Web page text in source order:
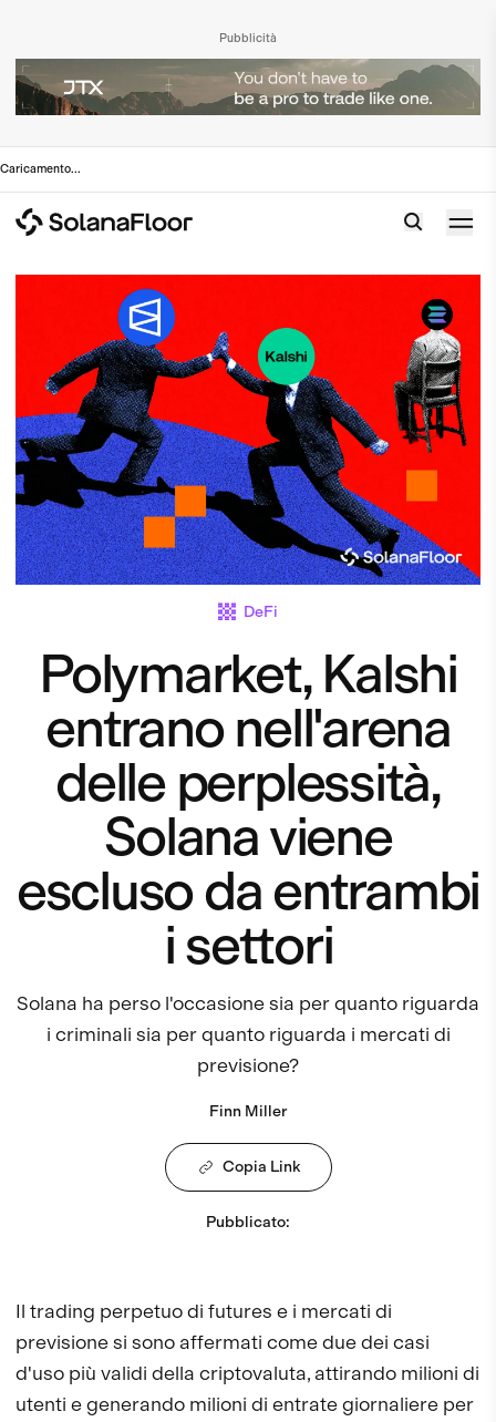
Pubblicità
Caricamento...
DeFi
Polymarket, Kalshi
entrano nell'arena
delle perplessità,
Solana viene
escluso da entrambi
i settori
Solana ha perso l'occasione sia per quanto riguarda
i criminali sia per quanto riguarda i mercati di
previsione?
Finn Miller
Copia Link
Pubblicato:
Il trading perpetuo di futures e i mercati di
previsione si sono affermati come due dei casi
d'uso più validi della criptovaluta, attirando milioni di
utenti e generando milioni di entrate giornaliere per